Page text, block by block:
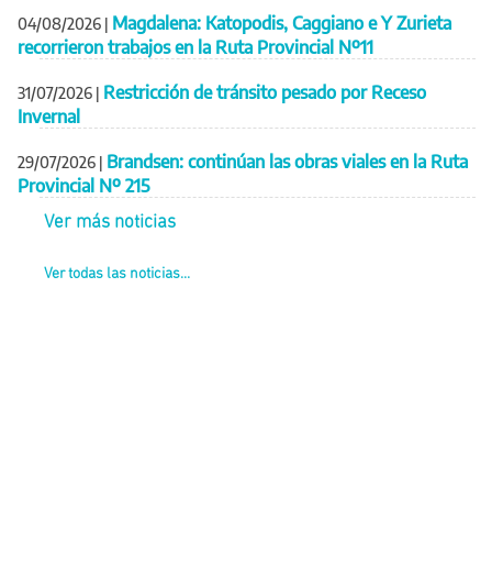
04/08/2026 | Magdalena: Katopodis, Caggiano e Y Zurieta
recorrieron trabajos en la Ruta Provincial Nº11
31/07/2026 | Restricción de tránsito pesado por Receso
Invernal
29/07/2026 | Brandsen: continúan las obras viales en la Ruta
Provincial Nº 215
Ver más noticias
Ver todas las noticias...